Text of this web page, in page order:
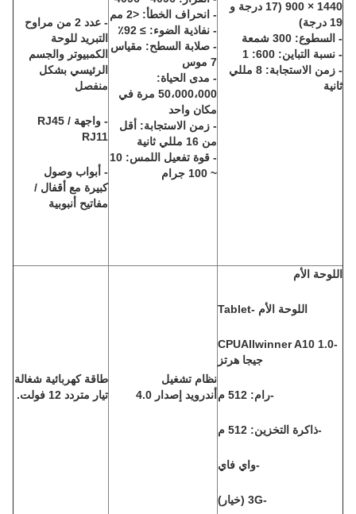
1440 × 900 (17 درجة و
19 درجة)
- السطوع: 300 شمعة
- نسبة التباين: 600: 1
- زمن الاستجابة: 8 مللي
ثانية
- انحراف الخطأ: <2 مم
- نفاذية الضوء: ≥ 92٪
- صلابة السطح: مقياس
7 موس
- مدى الحياة:
50،000،000 مرة في
مكان واحد
- زمن الاستجابة: أقل
من 16 مللي ثانية
- قوة تفعيل اللمس: 10
~ 100 جرام
- عدد 2 من مراوح
التبريد للوحة
الكمبيوتر والجسم
الرئيسي بشكل
منفصل
- واجهة RJ45 /
RJ11
- أبواب وصول
كبيرة مع أقفال /
مفاتيح أنبوبية
اللوحة الأم
اللوحة الأم -Tablet
-CPUAllwinner A10 1.0
جيجا هرتز
-رام: 512 م
-ذاكرة التخزين: 512 م
-واي فاي
-3G (خيار)
نظام تشغيل
أندرويد إصدار 4.0
طاقة كهربائية شغالة
تيار متردد 12 فولت.